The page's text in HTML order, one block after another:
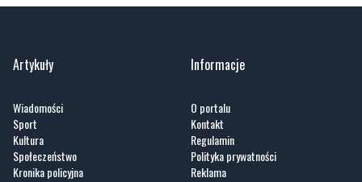
Artykuły
Wiadomości
Sport
Kultura
Społeczeństwo
Kronika policyjna
Informacje
O portalu
Kontakt
Regulamin
Polityka prywatności
Reklama